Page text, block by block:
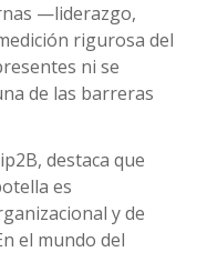
—liderazgo,
rigurosa del
ni se
de las barreras
destaca que
es
y de
el mundo del